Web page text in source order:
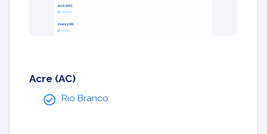
Acre (AC)
Rio Branco